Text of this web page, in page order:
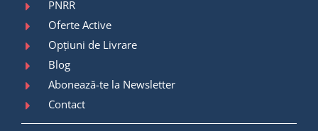
PNRR
Oferte Active
Opțiuni de Livrare
Blog
Abonează-te la Newsletter
Contact